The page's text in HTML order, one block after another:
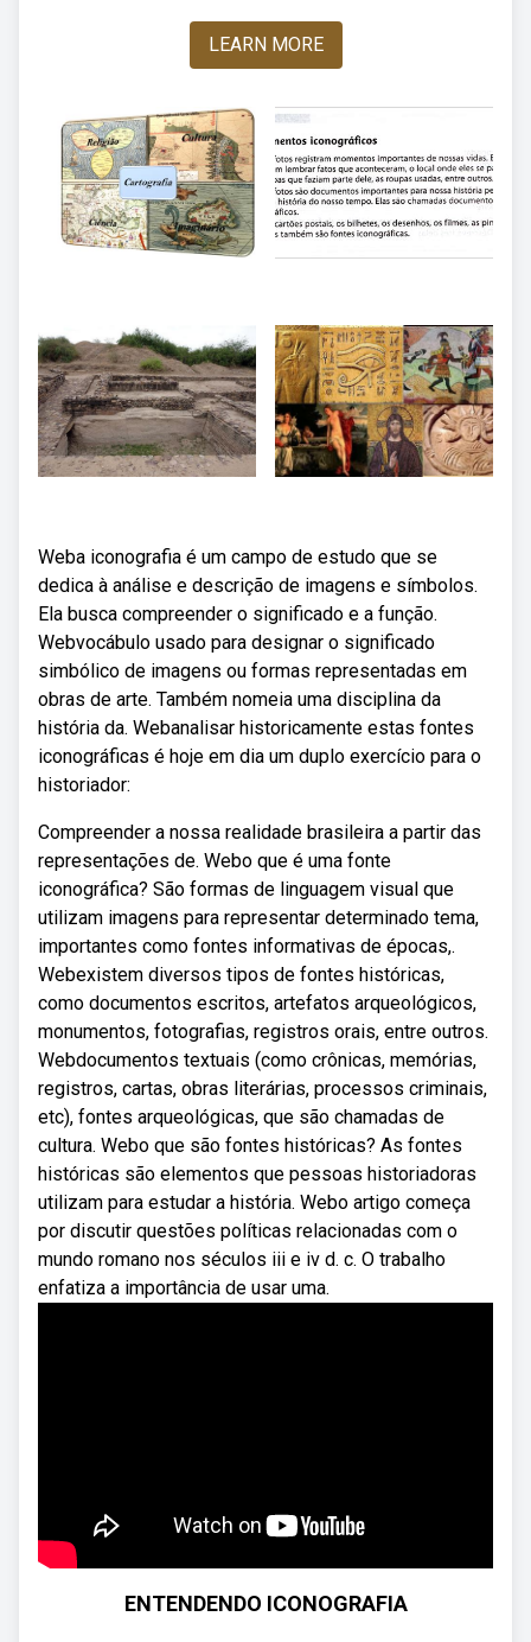
LEARN MORE
Weba iconografia é um campo de estudo que se
dedica à análise e descrição de imagens e símbolos.
Ela busca compreender o significado e a função.
Webvocábulo usado para designar o significado
simbólico de imagens ou formas representadas em
obras de arte. Também nomeia uma disciplina da
história da. Webanalisar historicamente estas fontes
iconográficas é hoje em dia um duplo exercício para o
historiador:
Compreender a nossa realidade brasileira a partir das
representações de. Webo que é uma fonte
iconográfica? São formas de linguagem visual que
utilizam imagens para representar determinado tema,
importantes como fontes informativas de épocas,.
Webexistem diversos tipos de fontes históricas,
como documentos escritos, artefatos arqueológicos,
monumentos, fotografias, registros orais, entre outros.
Webdocumentos textuais (como crônicas, memórias,
registros, cartas, obras literárias, processos criminais,
etc), fontes arqueológicas, que são chamadas de
cultura. Webo que são fontes históricas? As fontes
históricas são elementos que pessoas historiadoras
utilizam para estudar a história. Webo artigo começa
por discutir questões políticas relacionadas com o
mundo romano nos séculos iii e iv d. c. O trabalho
enfatiza a importância de usar uma.
ENTENDENDO ICONOGRAFIA